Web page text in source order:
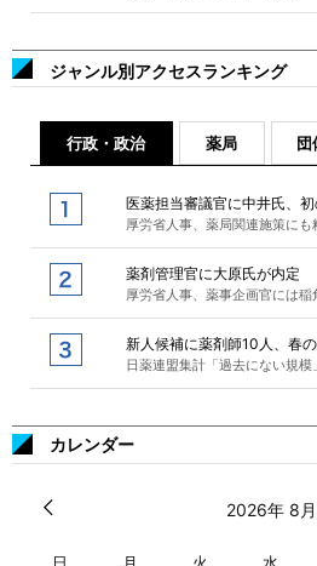
ジャンル別アクセスランキング
行政・政治 薬局 団
医薬担当審議官に中井氏、
厚労省人事、薬局関連施策にも
薬剤管理官に大原氏が内定
厚労省人事、薬事企画官には稲
新人候補に薬剤師10人、春
日薬連盟集計「過去にない規模」
カレンダー
2026年 8月